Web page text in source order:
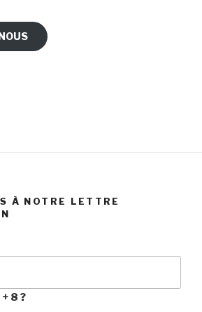
À NOTRE LETTRE
8 ?